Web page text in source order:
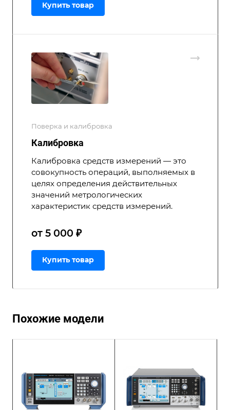
Купить товар
Поверка и калибровка
Калибровка
Калибровка средств измерений — это
совокупность операций, выполняемых в
целях определения действительных
значений метрологических
характеристик средств измерений.
от 5 000 ₽
Купить товар
Похожие модели